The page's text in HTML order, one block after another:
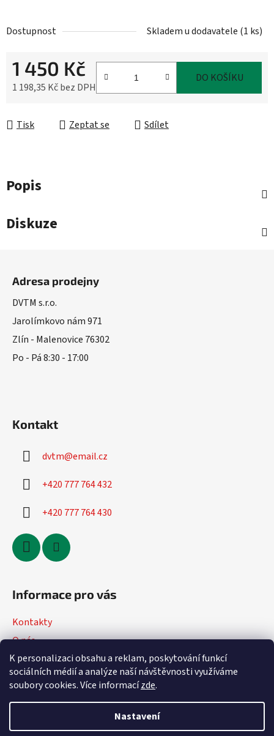
K personalizaci obsahu a reklam, poskytování funkcí
sociálních médií a analýze naší návštěvnosti využíváme
soubory cookies. Více informacízde.
Nastavení
Dostupnost Skladem u dodavatele (1 ks)
1 450 Kč
1 198,35 Kč bez DPH
DO KOŠÍKU
Tisk Zeptat se Sdílet
Popis
Diskuze
Adresa prodejny
DVTM s.r.o.
Jarolímkovo nám 971
Zlín - Malenovice 76302
Po - Pá 8:30 - 17:00
Kontakt
dvtm@email.cz
+420 777 764 432
+420 777 764 430
Informace pro vás
Kontakty
O nás
Jak nakupovat
Obchodní podmínky